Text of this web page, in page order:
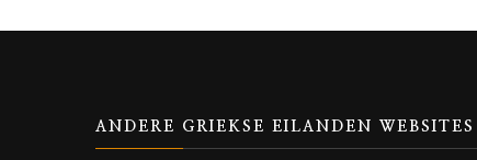
ANDERE GRIEKSE EILANDEN WEBSITES